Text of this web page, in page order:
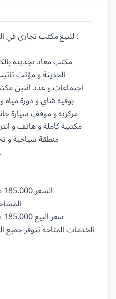
للبيع مكتب تجاري في